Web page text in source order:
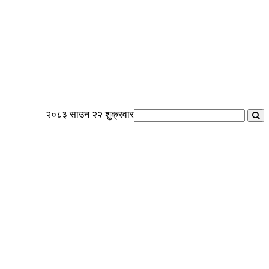
२०८३ साउन २२ शुक्रवार